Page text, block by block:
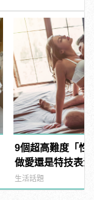
9個超高難度「性
做愛還是特技表
樣變型男
生活話題